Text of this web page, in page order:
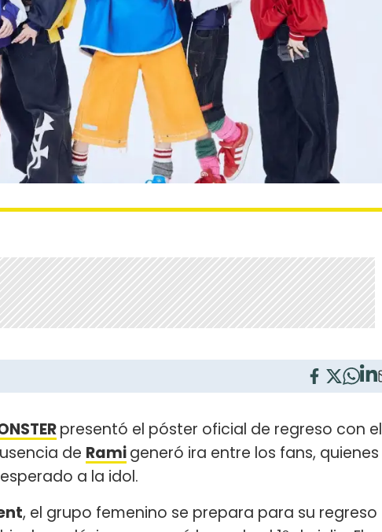
presentó el póster oficial de regreso con el
de Ramigeneró ira entre los fans, quienes
a la idol.
, el grupo femenino se prepara para su regreso